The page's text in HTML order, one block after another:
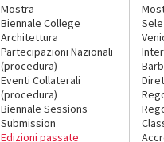
Mostra
Biennale College
Architettura
Partecipazioni Nazionali
(procedura)
Eventi Collaterali
(procedura)
Biennale Sessions
Submission
Edizioni passate